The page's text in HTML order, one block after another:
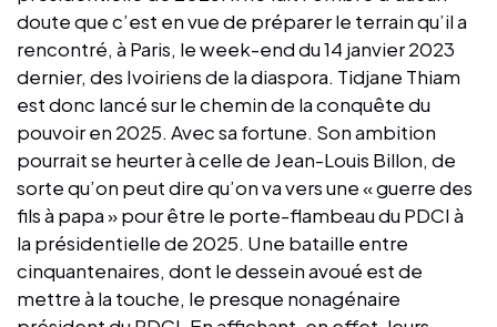
doute que c’est en vue de préparer le terrain qu’il a
rencontré, à Paris, le week-end du 14 janvier 2023
dernier, des Ivoiriens de la diaspora. Tidjane Thiam
est donc lancé sur le chemin de la conquête du
pouvoir en 2025. Avec sa fortune. Son ambition
pourrait se heurter à celle de Jean-Louis Billon, de
sorte qu’on peut dire qu’on va vers une « guerre des
fils à papa » pour être le porte-flambeau du PDCI à
la présidentielle de 2025. Une bataille entre
cinquantenaires, dont le dessein avoué est de
mettre à la touche, le presque nonagénaire